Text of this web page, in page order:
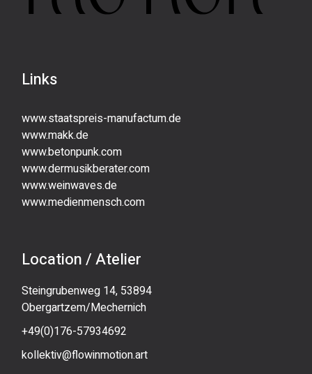
Links
www.staatspreis-manufactum.de
www.makk.de
www.betonpunk.com
www.dermusikberater.com
www.weinwaves.de
www.medienmensch.com
Location / Atelier
Steingrubenweg 14, 53894
Obergartzem/Mechernich
+49(0)176-57934692
kollektiv@flowinmotion.art